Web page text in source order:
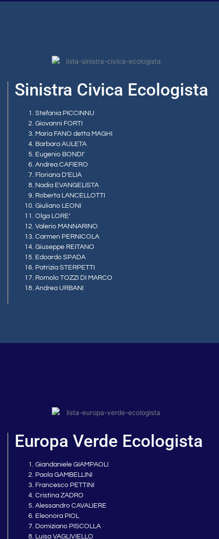
Sinistra Civica Ecologista
Stefania PICCINNU
Giovanni FORTI
Maria FANO detta MAGHI
Barbara AULETA
Eugenio BONDI’
Andrea CAFIERO
Floriana D’ELIA
Nadia EVANGELISTA
Roberta LANCELLOTTI
Giuliano LEONI
Olga LORE’
Valerio MANNARINO
Carmen PERNICOLA
Giuseppe REITANO
Edoardo SPADA
Patrizia STERPETTI
Romolo TOZZI DI MARCO
Andrea URBANI
Europa Verde Ecologista
Giandaniele GIAMPAOLI
Paola GAMBELLINI
Francesco PETTINI
Cristina ZADRO
Alessandro CAVALIERE
Eleonora PIOL
Domiziano PISCOLLA
Luisa VAGLIVIELLO